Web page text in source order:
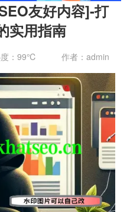
友好内容]-打
实用指南
作者：admin
：99℃